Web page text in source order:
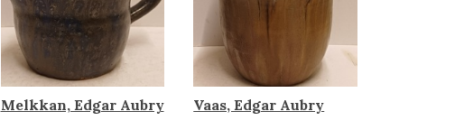
Melkkan, Edgar Aubry
Vaas, Edgar Aubry